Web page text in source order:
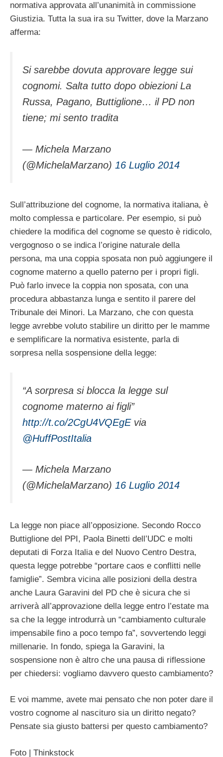
normativa approvata all’unanimità in commissione
Giustizia. Tutta la sua ira su Twitter, dove la Marzano
afferma:
Si sarebbe dovuta approvare legge sui
cognomi. Salta tutto dopo obiezioni La
Russa, Pagano, Buttiglione… il PD non
tiene; mi sento tradita
— Michela Marzano
(@MichelaMarzano) 16 Luglio 2014
Sull’attribuzione del cognome, la normativa italiana, è
molto complessa e particolare. Per esempio, si può
chiedere la modifica del cognome se questo è ridicolo,
vergognoso o se indica l’origine naturale della
persona, ma una coppia sposata non può aggiungere il
cognome materno a quello paterno per i propri figli.
Può farlo invece la coppia non sposata, con una
procedura abbastanza lunga e sentito il parere del
Tribunale dei Minori. La Marzano, che con questa
legge avrebbe voluto stabilire un diritto per le mamme
e semplificare la normativa esistente, parla di
sorpresa nella sospensione della legge:
“A sorpresa si blocca la legge sul
cognome materno ai figli”
http://t.co/2CgU4VQEgEvia
@HuffPostItalia
— Michela Marzano
(@MichelaMarzano) 16 Luglio 2014
La legge non piace all’opposizione. Secondo Rocco
Buttiglione del PPI, Paola Binetti dell’UDC e molti
deputati di Forza Italia e del Nuovo Centro Destra,
questa legge potrebbe “portare caos e conflitti nelle
famiglie”. Sembra vicina alle posizioni della destra
anche Laura Garavini del PD che è sicura che si
arriverà all’approvazione della legge entro l’estate ma
sa che la legge introdurrà un “cambiamento culturale
impensabile fino a poco tempo fa”, sovvertendo leggi
millenarie. In fondo, spiega la Garavini, la
sospensione non è altro che una pausa di riflessione
per chiedersi: vogliamo davvero questo cambiamento?
E voi mamme, avete mai pensato che non poter dare il
vostro cognome al nascituro sia un diritto negato?
Pensate sia giusto battersi per questo cambiamento?
Foto | Thinkstock